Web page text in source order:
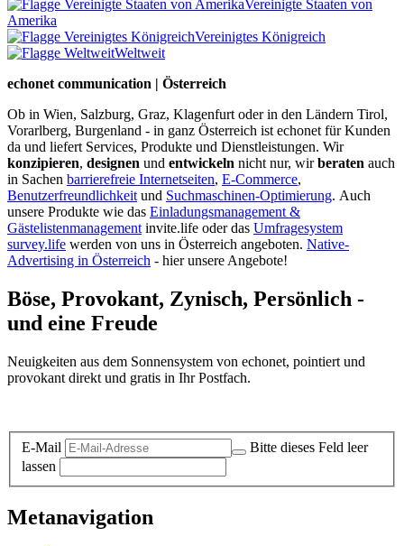
Vereinigte Staaten von
Amerika
Vereinigtes Königreich
Weltweit
echonet communication | Österreich
Ob in Wien, Salzburg, Graz, Klagenfurt oder in den Ländern Tirol,
Vorarlberg, Burgenland - in ganz Österreich ist echonet für Kunden
da und liefert Services, Produkte und Dienstleistungen. Wir
konzipieren, designen und entwickeln nicht nur, wirberaten auch
in Sachen barrierefreie Internetseiten, E-Commerce,
Benutzerfreundlichkeit und Suchmaschinen-Optimierung. Auch
unsere Produkte wie das Einladungsmanagement &
Gästelistenmanagement invite.life oder das Umfragesystem
survey.life werden von uns in Österreich angeboten. Native-
Advertising in Österreich - hier unsere Angebote!
Böse, Provokant, Zynisch, Persönlich -
und eine Freude
Neuigkeiten aus dem Sonnensystem von echonet, pointiert und
provokant direkt und gratis in Ihr Postfach.
E-Mail
Bitte dieses Feld leer
lassen
Metanavigation